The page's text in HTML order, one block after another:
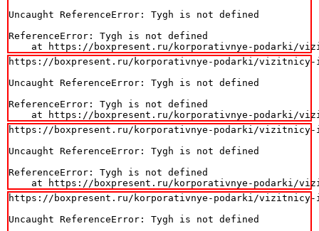
Uncaught ReferenceError: Tygh is not defined
ReferenceError: Tygh is not defined
at https://boxpresent.ru/korporativnye-podarki/
https://boxpresent.ru/korporativnye-podarki/vizitnicy-
Uncaught ReferenceError: Tygh is not defined
ReferenceError: Tygh is not defined
at https://boxpresent.ru/korporativnye-podarki/
https://boxpresent.ru/korporativnye-podarki/vizitnicy-
Uncaught ReferenceError: Tygh is not defined
ReferenceError: Tygh is not defined
at https://boxpresent.ru/korporativnye-podarki/
https://boxpresent.ru/korporativnye-podarki/vizitnicy-
Uncaught ReferenceError: Tygh is not defined